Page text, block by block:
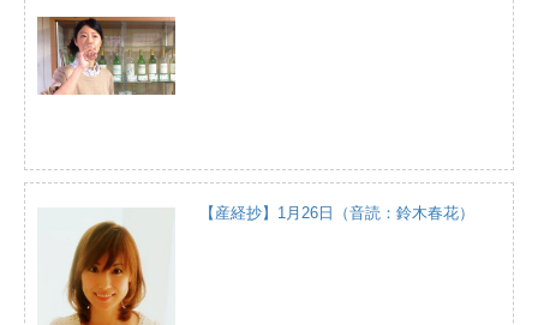
【産経抄】1月26日（音読：鈴木春花）